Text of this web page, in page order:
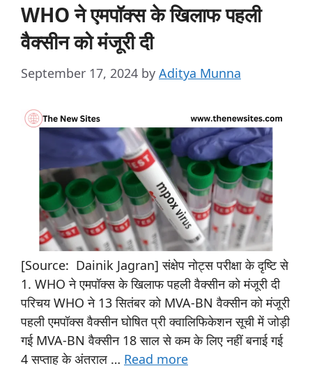
WHO ने एमपॉक्स के खिलाफ पहली
वैक्सीन को मंजूरी दी
September 17, 2024 by Aditya Munna
[Source: Dainik Jagran] संक्षेप नोट्स परीक्षा के दृष्टि से
1. WHO ने एमपॉक्स के खिलाफ पहली वैक्सीन को मंजूरी दी
परिचय WHO ने 13 सितंबर को MVA-BN वैक्सीन को मंजूरी
पहली एमपॉक्स वैक्सीन घोषित प्री क्वालिफिकेशन सूची में जोड़ी
गई MVA-BN वैक्सीन 18 साल से कम के लिए नहीं बनाई गई
4 सप्ताह के अंतराल … Read more